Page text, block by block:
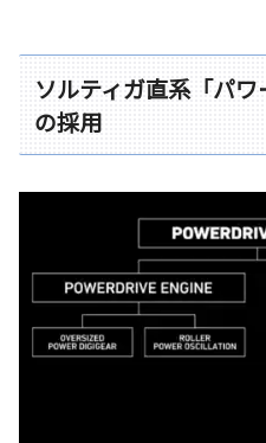
ソルティガ直系「パワ
の採用